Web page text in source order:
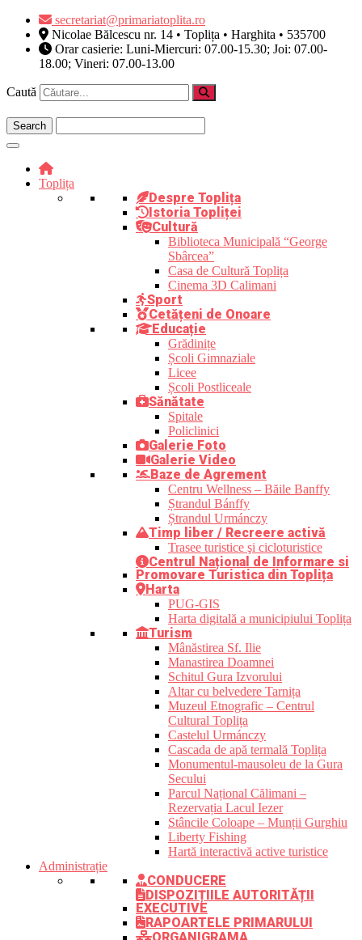
Skip
content
secretariat@primariatoplita.ro
Nicolae Bălcescu nr. 14 • Toplița • Harghita • 535700
Orar casierie: Luni-Miercuri: 07.00-15.30; Joi: 07.00-
18.00; Vineri: 07.00-13.00
Caută
Toplița
Despre Toplița
Istoria Topliței
Cultură
Biblioteca Municipală “George
Sbârcea”
Casa de Cultură Toplița
Cinema 3D Calimani
Sport
Cetățeni de Onoare
Educație
Grădinițe
Școli Gimnaziale
Licee
Școli Postliceale
Sănătate
Spitale
Policlinici
Galerie Foto
Galerie Video
Baze de Agrement
Centru Wellness – Băile Banffy
Ștrandul Bánffy
Ștrandul Urmánczy
Timp liber / Recreere activă
Trasee turistice şi cicloturistice
Centrul Național de Informare si
Promovare Turistica din Toplița
Harta
PUG-GIS
Harta digitală a municipiului Toplița
Turism
Mânăstirea Sf. Ilie
Manastirea Doamnei
Schitul Gura Izvorului
Altar cu belvedere Tarnița
Muzeul Etnografic – Centrul
Cultural Toplița
Castelul Urmánczy
Cascada de apă termală Toplița
Monumentul-mausoleu de la Gura
Secului
Parcul Național Călimani –
Rezervația Lacul Iezer
Stâncile Coloape – Munții Gurghiu
Liberty Fishing
Hartă interactivă active turistice
Administrație
CONDUCERE
DISPOZIȚIILE AUTORITĂȚII
EXECUTIVE
RAPOARTELE PRIMARULUI